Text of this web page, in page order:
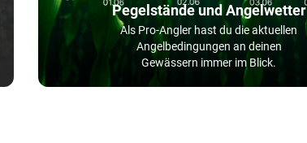
Pegelstände und Angelwetter
Als Pro-Angler hast du die aktuellen
Angelbedingungen an deinen
Gewässern immer im Blick.